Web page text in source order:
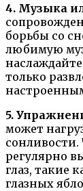
4. Музыка
борьбы со
любимую
только
5.
может
сонливости.
регулярно
глаз, такие
глазных